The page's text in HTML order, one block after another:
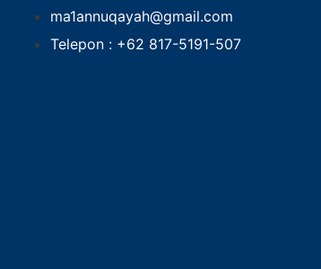
ma1annuqayah@gmail.com
Telepon : +62 817-5191-507